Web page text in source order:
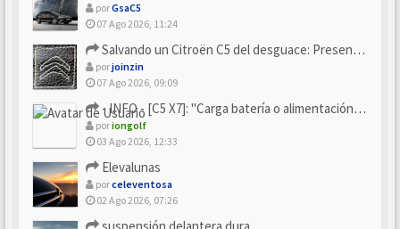
porGsaC5
07 Ago 2026, 11:24
Salvando un Citroën C5 del desguace: Presentación y seguimiento
porjoinzin
07 Ago 2026, 09:09
- INFO - [C5 X7]: "Carga batería o alimentación eléctri...
poriongolf
03 Ago 2026, 12:33
Elevalunas
porceleventosa
02 Ago 2026, 07:26